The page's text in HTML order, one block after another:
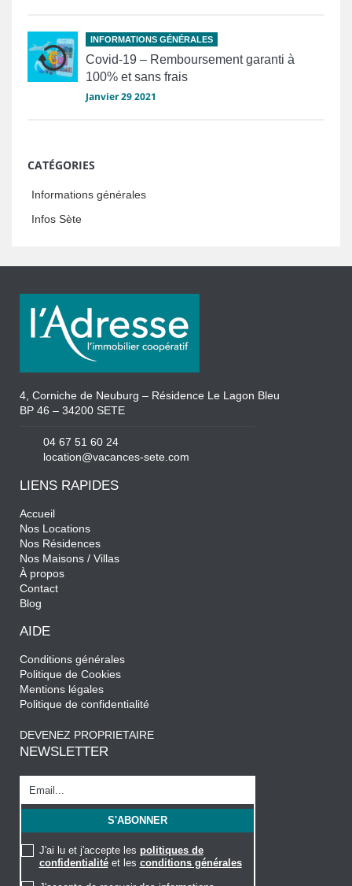
INFORMATIONS GÉNÉRALES
Covid-19 – Remboursement garanti à
100% et sans frais
Janvier 29 2021
CATÉGORIES
Informations générales
Infos Sète
4, Corniche de Neuburg – Résidence Le Lagon Bleu
BP 46 – 34200 SETE
04 67 51 60 24
location@vacances-sete.com
LIENS RAPIDES
Accueil
Nos Locations
Nos Résidences
Nos Maisons / Villas
À propos
Contact
Blog
AIDE
Conditions générales
Politique de Cookies
Mentions légales
Politique de confidentialité
DEVENEZ PROPRIETAIRE
NEWSLETTER
J'ai lu et j'accepte les politiques de
confidentialitéet les conditions générales